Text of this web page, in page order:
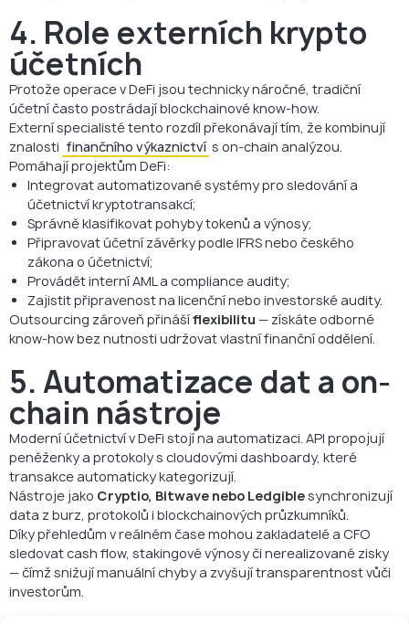
4. Role externích krypto
účetních
Protože operace v DeFi jsou technicky náročné, tradiční
účetní často postrádají blockchainové know-how.
Externí specialisté tento rozdíl překonávají tím, že kombinují
znalosti finančního výkaznictví s on-chain analýzou.
Pomáhají projektům DeFi:
Integrovat automatizované systémy pro sledování a
účetnictví kryptotransakcí;
Správně klasifikovat pohyby tokenů a výnosy;
Připravovat účetní závěrky podle IFRS nebo českého
zákona o účetnictví;
Provádět interní AML a compliance audity;
Zajistit připravenost na licenční nebo investorské audity.
Outsourcing zároveň přinášíflexibilitu — získáte odborné
know-how bez nutnosti udržovat vlastní finanční oddělení.
5. Automatizace dat a on-
chain nástroje
Moderní účetnictví v DeFi stojí na automatizaci. API propojují
peněženky a protokoly s cloudovými dashboardy, které
transakce automaticky kategorizují.
Nástroje jako Cryptio, Bitwave nebo Ledgiblesynchronizují
data z burz, protokolů i blockchainových průzkumníků.
Díky přehledům v reálném čase mohou zakladatelé a CFO
sledovat cash flow, stakingové výnosy či nerealizované zisky
— čímž snižují manuální chyby a zvyšují transparentnost vůči
investorům.